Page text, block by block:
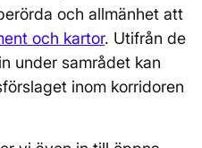
och allmänhet att
och kartor. Utifrån de
under samrådet kan
inom korridoren